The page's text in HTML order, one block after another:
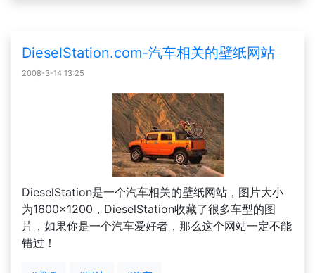
DieselStation.com-汽车相关的壁纸网站
2008-3-14 13:25
DieselStation是一个汽车相关的壁纸网站，图片大小
为1600×1200，DieselStation收藏了很多车型的图
片，如果你是一个汽车爱好者，那么这个网站一定不能
错过！